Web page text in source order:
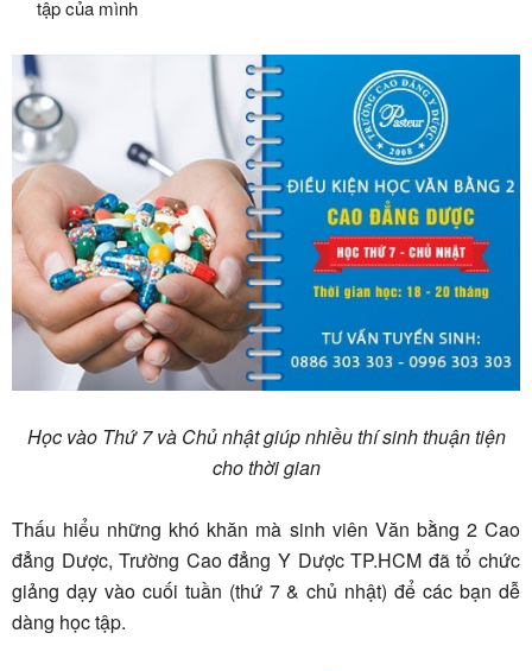
tập của mình
Học vào Thứ 7 và Chủ nhật giúp nhiều thí sinh thuận tiện
cho thời gian
Thấu hiểu những khó khăn mà sinh viên Văn bằng 2 Cao
đẳng Dược, Trường Cao đẳng Y Dược TP.HCM đã tổ chức
giảng dạy vào cuối tuần (thứ 7 & chủ nhật) để các bạn dễ
dàng học tập.